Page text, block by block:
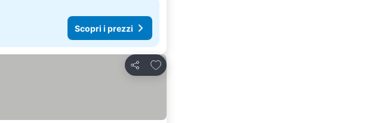
Scopri i prezzi
Condividi
Aggiungi ai preferiti